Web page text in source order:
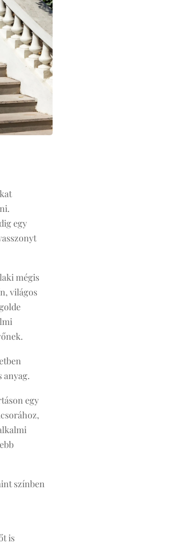
egy
mégis
világos
anyag.
egy
színben
is